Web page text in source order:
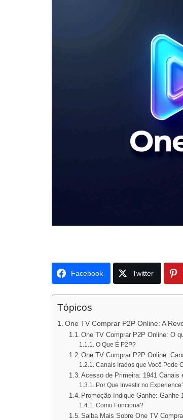
Facebook Twitter
Tópicos
One TV Comprar P2P Online: A
One TV Comprar P2P Online: O
O Que É P2P?
One TV Comprar P2P Online:
Canais Irados que Você Pode
Acesso de Primeira: 1941 Canais
Por Que Investir no
Promoção Indique Ganhe: Ganhe
Como Funciona?
Saiba Mais Sobre One TV